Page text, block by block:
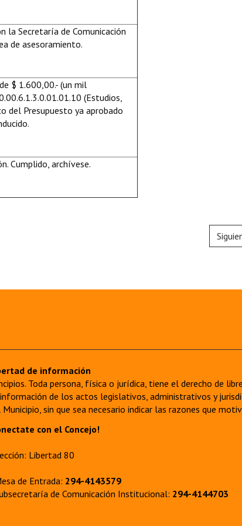
la Secretaría de Comunicación
de asesoramiento.
$ 1.600,00.- (un mil
(Estudios,
del Presupuesto ya aprobado
Cumplido, archívese.
de información
Toda persona, física o jurídica, tiene el derecho de
de los actos legislativos, administrativos y
Municipio, sin que sea necesario indicar las razones que
con el Concejo!
Libertad 80
de Entrada: 294-4143579
de Comunicación Institucional: 294-4144703